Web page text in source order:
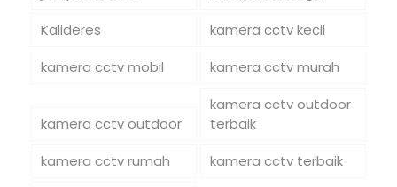
Kalideres
kamera cctv kecil
kamera cctv mobil
kamera cctv murah
kamera cctv outdoor
kamera cctv outdoor
terbaik
kamera cctv rumah
kamera cctv terbaik